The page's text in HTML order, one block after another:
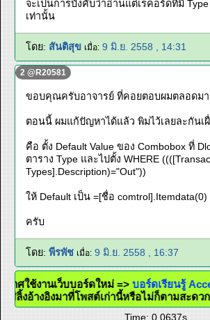
จะเป็นการบังคับว่าอ่านแต่เรคอร์ดที่มี
เท่านั้น
โดย: สันติสุข เมื่อ: 9 มิ.ย. 2558 , 14:31
2 @R20581
ขอบคุณครับอาจารย์ ที่คอยตอบผมตลอดมา
ตอนนี้ ผมแก้ปัญหาได้แล้ว พิมไว้เลยละกันเ
คือ ตั้ง Default Value ของ Combobox ที่
ตาราง Type และไปตั้ง WHERE
Types].Description)="Out"))
ให้ Default เป็น =[ชื่อ comtrol].Itemdata(0)
ครับ
โดย: พีรพัช เมื่อ: 9 มิ.ย. 2558 , 16:37
ะกาศใช้งานเว็บบอร์ดใหม่ =>บอร์ดเรียนรู้
ะใส่ลิ้งอ้างอิงมาที่โพสต์เก่านี้หรือไม่ก็ตามสะดว
Time: 0.0637s